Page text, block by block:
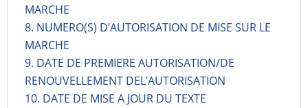
MARCHE
8. NUMERO(S) D’AUTORISATION DE MISE SUR LE
MARCHE
9. DATE DE PREMIERE AUTORISATION/DE
RENOUVELLEMENT DEL’AUTORISATION
10. DATE DE MISE A JOUR DU TEXTE